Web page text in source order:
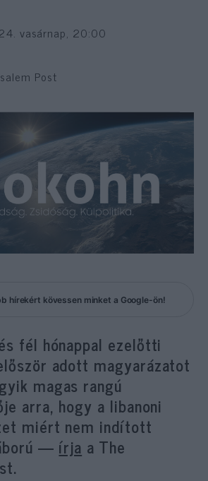
vasárnap, 20:00
Post
hírekért kövessen minket a Google-ön!
fél hónappal ezelőtti
adott magyarázatot
magas rangú
arra, hogy a libanoni
miért nem indított
— írja a The